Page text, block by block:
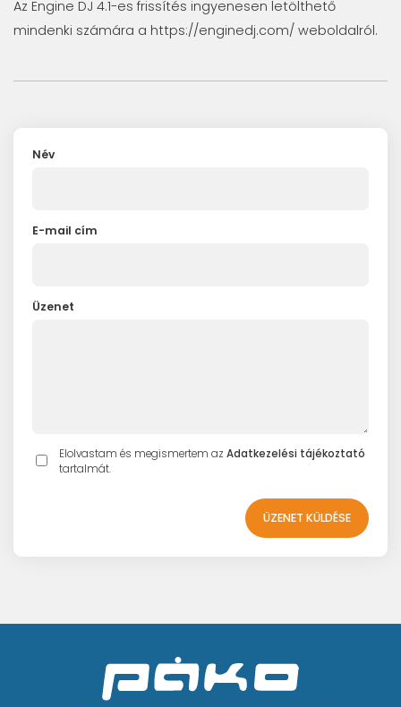
Az Engine DJ 4.1-es frissítés ingyenesen letölthető
mindenki számára a https://enginedj.com/ weboldalról.
Név
E-mail cím
Üzenet
Elolvastam és megismertem az Adatkezelési tájékoztató
tartalmát.
ÜZENET KÜLDÉSE